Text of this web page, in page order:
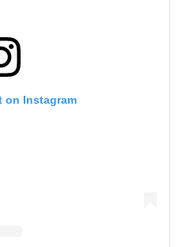
on Instagram